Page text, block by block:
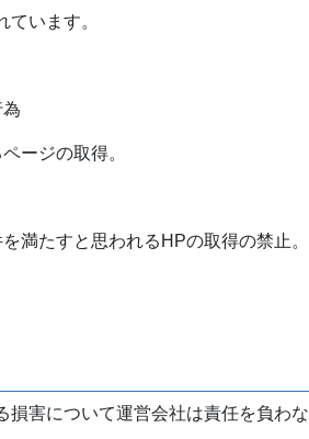
います。
ージの取得。
満たすと思われるHPの取得の禁止。
損害について運営会社は責任を負わな